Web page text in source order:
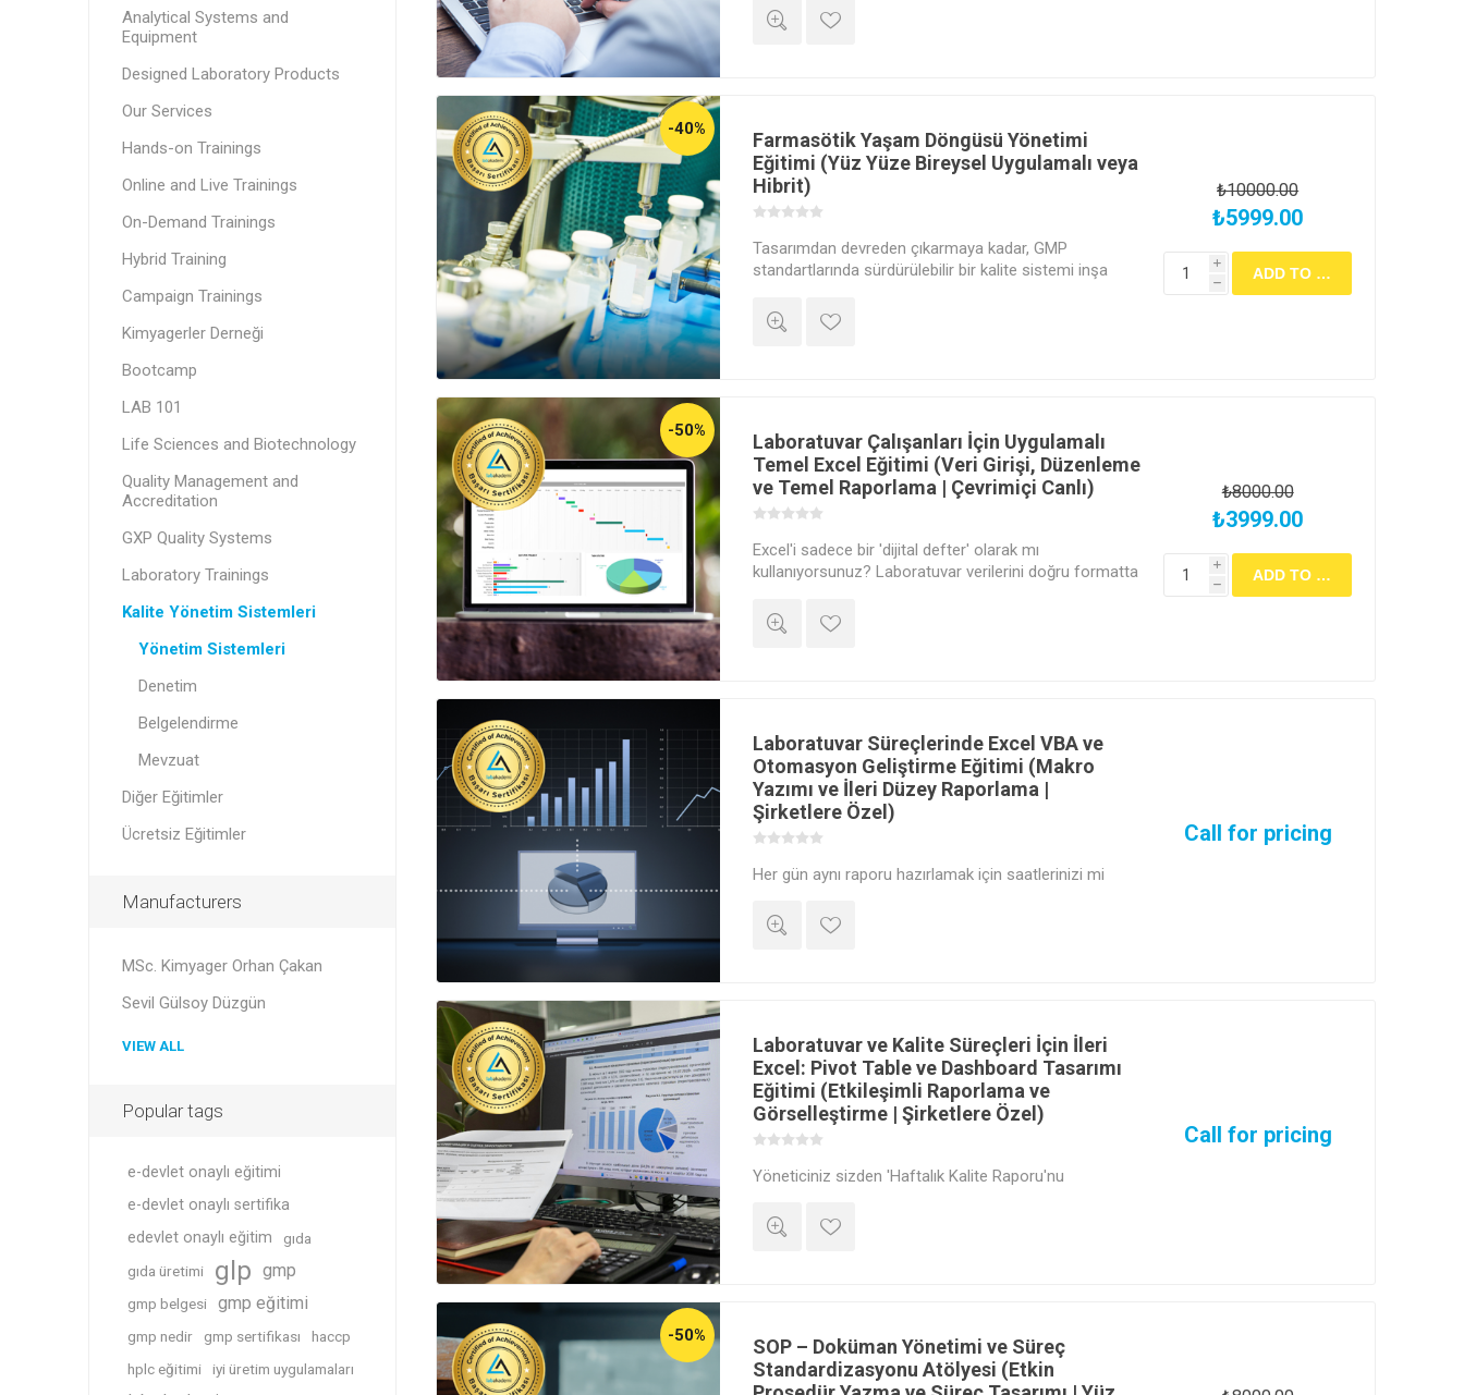
yapın. Ahmet Elmalı rehberliğinde veriyi bilgiye
dönüştürün. Şirketlere özel düzenlenen bu eğitim
-40%
Farmasötik Yaşam Döngüsü Yönetimi
Eğitimi (Yüz Yüze Bireysel Uygulamalı veya
Hibrit)
Tasarımdan devreden çıkarmaya kadar, GMP
standartlarında sürdürülebilir bir kalite sistemi inşa
denetim başarısı için sistemlerinizi parçalı değil,
bütüncül bir 'Yaşam Döngüsü' yaklaşımıyla yönetin.
₺10000.00
₺5999.00
i
h
-50%
Laboratuvar Çalışanları İçin Uygulamalı
Temel Excel Eğitimi (Veri Girişi, Düzenleme
ve Temel Raporlama | Çevrimiçi Canlı)
Excel'i sadece bir 'dijital defter' olarak mı
kullanıyorsunuz? Laboratuvar verilerini doğru formatta
sonuçlarınızı basit grafiklerle görselleştirmeyi öğrenin.
İleri düzey analizlere geçmeden önce temelinizi
₺8000.00
₺3999.00
i
h
Laboratuvar Süreçlerinde Excel VBA ve
Otomasyon Geliştirme Eğitimi (Makro
Yazımı ve İleri Düzey Raporlama |
Şirketlere Özel)
Her gün aynı raporu hazırlamak için saatlerinizi mi
olarak değil, laboratuvarınızın 'Kişisel Asistanı' olarak
kullanın. Tekrarlayan işleri tek bir tuşa atamayı, cihaz
Call for pricing
Laboratuvar ve Kalite Süreçleri İçin İleri
Excel: Pivot Table ve Dashboard Tasarımı
Eğitimi (Etkileşimli Raporlama ve
Görselleştirme | Şirketlere Özel)
Yöneticiniz sizden 'Haftalık Kalite Raporu'nu
statik bir tablodan, tek tıkla güncellenen interaktif bir
'Yönetim Kokpiti'ne (Dashboard) dönüştürün. Veri
Call for pricing
-50%
SOP – Doküman Yönetimi ve Süreç
Standardizasyonu Atölyesi (Etkin
Analytical Systems and
Equipment
Designed Laboratory Products
Our Services
Hands-on Trainings
Online and Live Trainings
On-Demand Trainings
Hybrid Training
Campaign Trainings
Kimyagerler Derneği
Bootcamp
LAB 101
Life Sciences and Biotechnology
Quality Management and
Accreditation
GXP Quality Systems
Laboratory Trainings
Kalite Yönetim Sistemleri
Yönetim Sistemleri
Denetim
Belgelendirme
Mevzuat
Diğer Eğitimler
Ücretsiz Eğitimler
Manufacturers
MSc. Kimyager Orhan Çakan
Sevil Gülsoy Düzgün
VIEW ALL
Popular tags
e-devlet onaylı eğitimi
e-devlet onaylı sertifika
edevlet onaylı eğitim
gıda
gıda üretimi
glp gmp
gmp belgesi gmp eğitimi
gmp nedir gmp sertifikası
haccp
hplc eğitimi
iyi üretim uygulamaları